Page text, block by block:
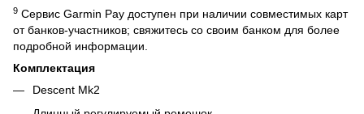
9 Сервис Garmin Pay доступен при наличии совместимых карт
от банков-участников; свяжитесь со своим банком для более
подробной информации.
Комплектация
Descent Mk2